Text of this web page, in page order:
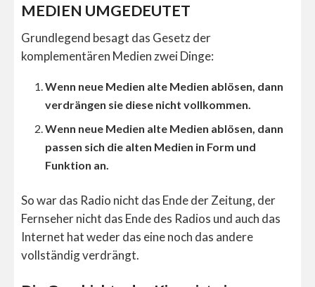
MEDIEN UMGEDEUTET
Grundlegend besagt das Gesetz der
komplementären Medien zwei Dinge:
Wenn neue Medien alte Medien ablösen, dann
verdrängen sie diese nicht vollkommen.
Wenn neue Medien alte Medien ablösen, dann
passen sich die alten Medien in Form und
Funktion an.
So war das Radio nicht das Ende der Zeitung, der
Fernseher nicht das Ende des Radios und auch das
Internet hat weder das eine noch das andere
vollständig verdrängt.